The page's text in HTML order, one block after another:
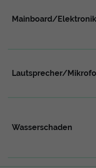
Mainboard/Elektronik
Lautsprecher/
Wasserschaden